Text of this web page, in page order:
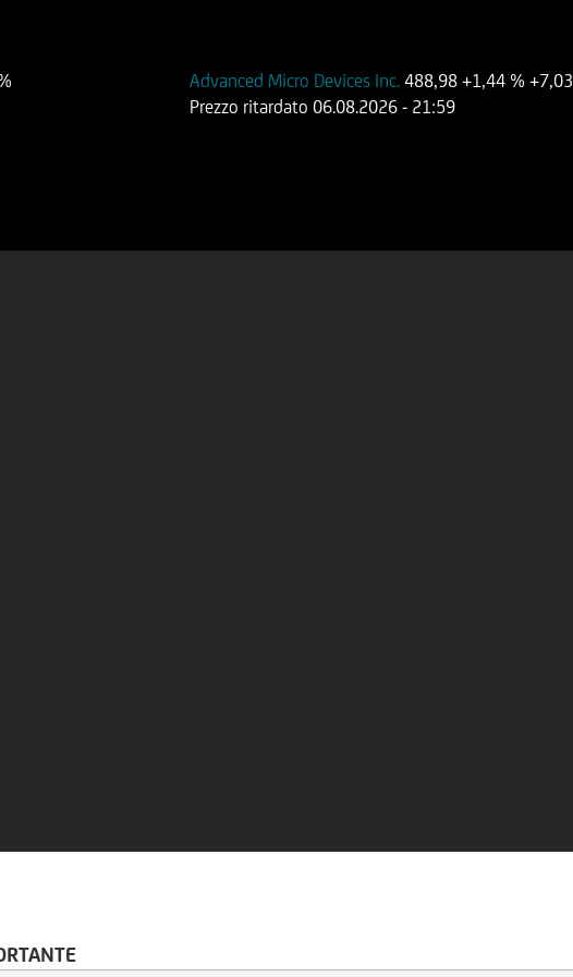
Advanced Micro Devices Inc.488,98+1,44 %+7,03
Prezzo ritardato 06.08.2026 - 21:59